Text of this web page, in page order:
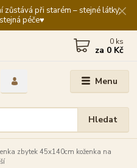
zůstává při starém – stejné látky,
péče♥️
Menu
Hledat
0 ks
za 0 Kč
zbytek 45x140cm koženka na